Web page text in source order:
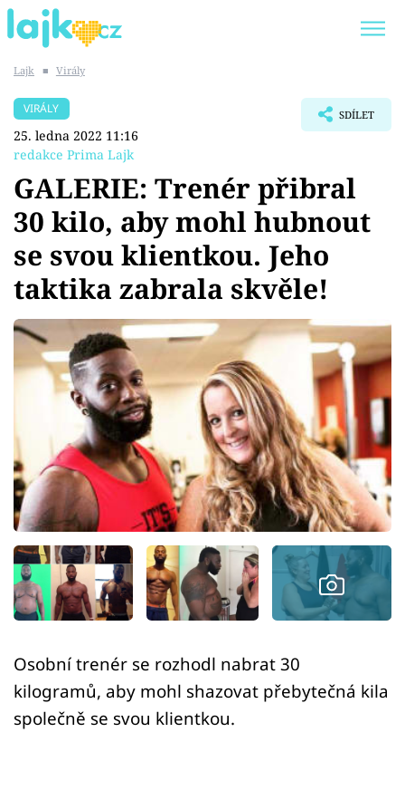
SHOPAHOLICADEL
Témata
Showbyznys
Youtubeři
Virály
Sex a vztahy
Videa
Sledujte prima+
Přihlášení
Sledujte nás
Lajk ■ Virály
VIRÁLY
25. ledna 2022 11:16
redakce Prima Lajk
SDÍLET
GALERIE: Trenér přibral
30 kilo, aby mohl hubnout
se svou klientkou. Jeho
taktika zabrala skvěle!
Osobní trenér se rozhodl nabrat 30
kilogramů, aby mohl shazovat přebytečná kila
společně se svou klientkou.